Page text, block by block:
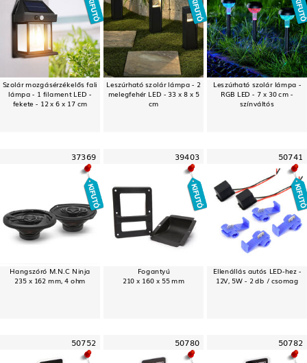
Szolár mozgásérzékelős fali
lámpa - 1 filament LED -
fekete - 12 x 6 x 17 cm
Leszúrható szolár lámpa - 2
melegfehér LED - 33 x 8 x 5
cm
Leszúrható szolár lámpa -
RGB LED - 7 x 30 cm -
színváltós
37369
Hangszóró M.N.C Ninja
235 x 162 mm, 4 ohm
39403
Fogantyú
210 x 160 x 55 mm
50741
Ellenállás autós LED-hez -
12V, 5W - 2 db / csomag
50752 50780 50782